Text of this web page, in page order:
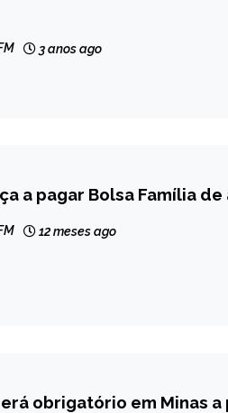
3 anos ago
a pagar Bolsa Família
12 meses ago
obrigatório em Minas